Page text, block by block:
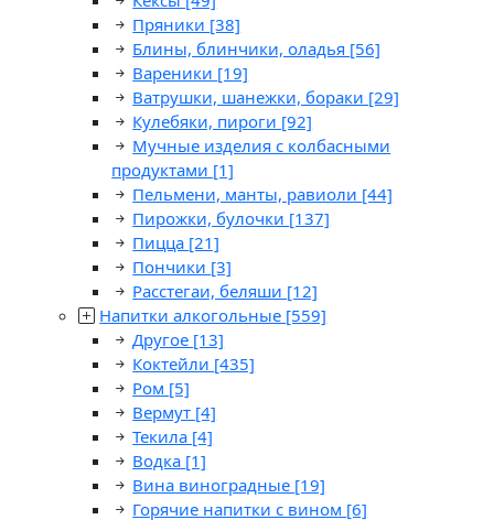
Пряники [38]
Блины, блинчики, оладья [56]
Вареники [19]
Ватрушки, шанежки, бораки [29]
Кулебяки, пироги [92]
Мучные изделия с колбасными
продуктами [1]
Пельмени, манты, равиоли [44]
Пирожки, булочки [137]
Пицца [21]
Пончики [3]
Расстегаи, беляши [12]
Напитки алкогольные [559]
Другое [13]
Коктейли [435]
Ром [5]
Вермут [4]
Текила [4]
Водка [1]
Вина виноградные [19]
Горячие напитки с вином [6]